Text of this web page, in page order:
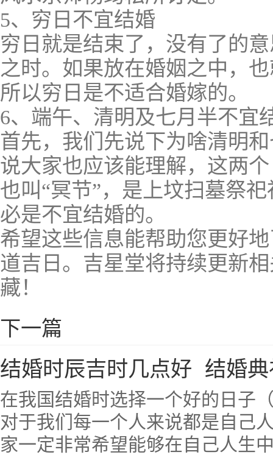
5、穷日不宜结婚
穷日就是结束了，没有了的
之时。如果放在婚姻之中，
所以穷日是不适合婚嫁的。
6、端午、清明及七月半不宜
首先，我们先说下为啥清明
说大家也应该能理解，这两
也叫“冥节”，是上坟扫墓祭
必是不宜结婚的。
希望这些信息能帮助您更好
道吉日。吉星堂将持续更新
藏！
下一篇
结婚时辰吉时几点好 结婚
在我国结婚时选择一个好的日子
对于我们每一个人来说都是自己
家一定非常希望能够在自己人生